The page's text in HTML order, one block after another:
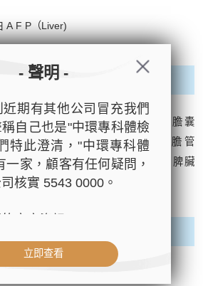
A F P（Liver)
Ultrasound （肝臟 Liver、膽囊
膽管 Common Bile Duct、肝內膽管
、肝門靜脈 Hepatic portal Vein、脾臟
Fibrosis Assessment
- 聲明 -
期有其他公司冒充我們
自己也是"中環專科體檢
特此澄清，"中環專科體
一家，顧客有任何疑問，
核實 5543 0000。
中環專科體檢中心（The
Center）
立即查看